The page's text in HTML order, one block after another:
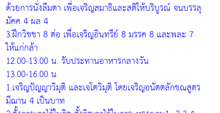
ด้วยการนั่งลืมตา เพื่อเจริญสมาธิและสติให้บริบูรณ์ จนบรรลุ
มัคค 4 ผล 4
3.ฝึกวิชชา 8 ต่อ เพื่อเจริญอินทรีย์ 8 มรรค 8 และพละ 7
ให้แก่กล้า
12.00-13.00 น. รับประทานอาหารกลางวัน
13.00-16.00 น.
1.เจริญปัญญาวิมุติ และเจโตวิมุติ โดยเจริญอนัตตลักขณสูตร
มีฌาน 4 เป็นบาท